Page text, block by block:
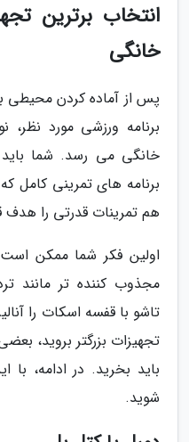
انتخاب برترین
خانگی
پس از آماده کردن محیطی
برنامه ورزشی مورد
خانگی می رسد. شما باید
برنامه های تمرینی کامل
هم تمرینات قدرتی را هدف
اولین فکر شما ممکن
مجذوب کننده تر مانند
تاشو با قفسه اسکات را
تجهیزات بزرگتر بروید،
باید بخرید. در ادامه،
شوید.